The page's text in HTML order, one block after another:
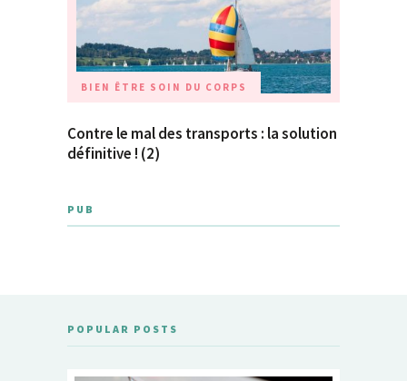
BIEN ÊTRE SOIN DU CORPS
Contre le mal des transports : la solution
définitive ! (2)
PUB
POPULAR POSTS